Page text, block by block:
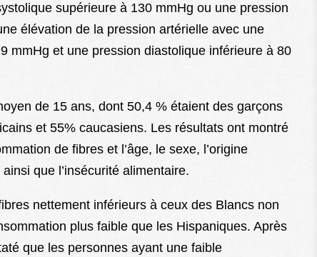
supérieure à 130 mmHg ou une pression
élévation de la pression artérielle avec une
mmHg et une pression diastolique inférieure à 80
de 15 ans, dont 50,4 % étaient des garçons
et 55% caucasiens. Les résultats ont montré
de fibres et l’âge, le sexe, l’origine
que l’insécurité alimentaire.
nettement inférieurs à ceux des Blancs non
plus faible que les Hispaniques. Après
que les personnes ayant une faible